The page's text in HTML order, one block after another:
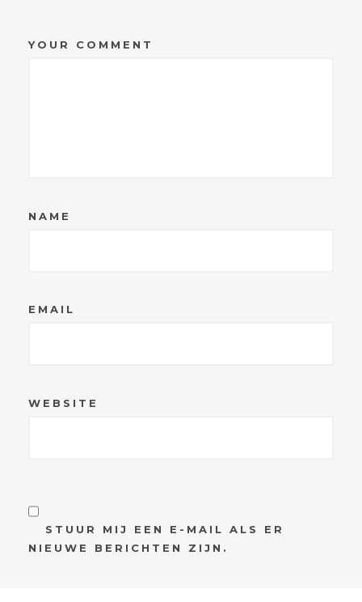
YOUR COMMENT
NAME
EMAIL
WEBSITE
STUUR MIJ EEN E-MAIL ALS ER
NIEUWE BERICHTEN ZIJN.